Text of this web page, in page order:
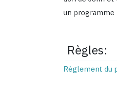
un programme
Règles:
Règlement du